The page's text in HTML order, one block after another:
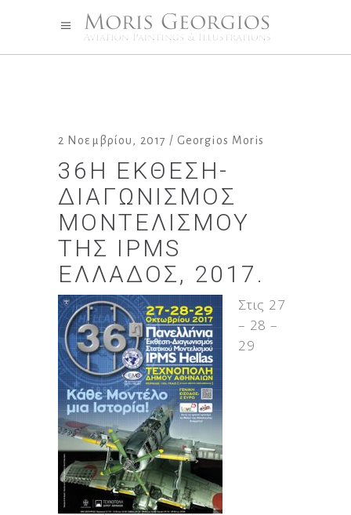
2 Νοεμβρίου, 2017 Georgios Moris
36Η ΈΚΘΕΣΗ-
ΔΙΑΓΩΝΙΣΜΌΣ
ΜΟΝΤΕΛΙΣΜΟΎ
ΤΗΣ IPMS
ΕΛΛΆΔΟΣ, 2017.
Στις 27
– 28 –
29